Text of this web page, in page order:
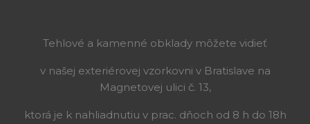
Tehlové a kamenné obklady môžete vidieť
v našej exteriérovej vzorkovni v Bratislave na
Magnetovej ulici č. 13,
ktorá je k nahliadnutiu v prac. dňoch od 8 h do 18h